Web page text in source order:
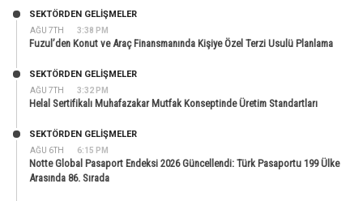
AĞU 7TH 3:38 PM
SEKTÖRDEN GELIŞMELER
Fuzul’den Konut ve Araç Finansmanında Kişiye Özel Terzi Usulü Planlama
AĞU 7TH 3:32 PM
SEKTÖRDEN GELIŞMELER
Helal Sertifikalı Muhafazakar Mutfak Konseptinde Üretim Standartları
AĞU 6TH 6:15 PM
SEKTÖRDEN GELIŞMELER
Notte Global Pasaport Endeksi 2026 Güncellendi: Türk Pasaportu 199 Ülke
Arasında 86. Sırada